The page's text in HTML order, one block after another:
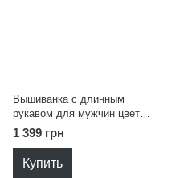
Вышиванка с длинным
рукавом для мужчин цвет
белый 54
1 399 грн
Купить